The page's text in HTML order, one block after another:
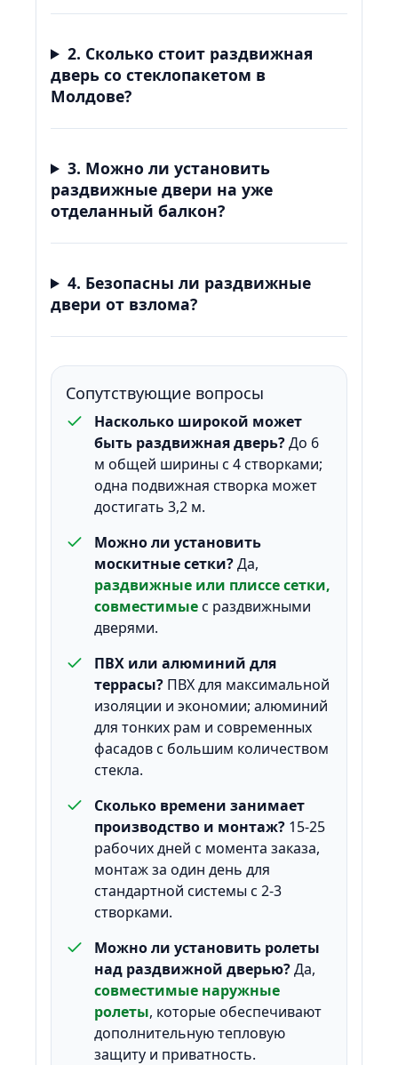
2. Сколько стоит раздвижная
дверь со стеклопакетом в
Молдове?
3. Можно ли установить
раздвижные двери на уже
отделанный балкон?
4. Безопасны ли раздвижные
двери от взлома?
Сопутствующие вопросы
Насколько широкой может
быть раздвижная дверь?До 6
м общей ширины с 4 створками;
одна подвижная створка может
достигать 3,2 м.
Можно ли установить
москитные сетки?Да,
раздвижные или плиссе сетки,
совместимыес раздвижными
дверями.
ПВХ или алюминий для
террасы? ПВХ для максимальной
изоляции и экономии; алюминий
для тонких рам и современных
фасадов с большим количеством
стекла.
Сколько времени занимает
производство и монтаж? 15-25
рабочих дней с момента заказа,
монтаж за один день для
стандартной системы с 2-3
створками.
Можно ли установить ролеты
над раздвижной дверью?Да,
совместимые наружные
ролеты, которые обеспечивают
дополнительную тепловую
защиту и приватность.